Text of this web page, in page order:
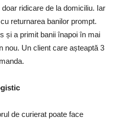
ridicare de la domiciliu. Iar
returnarea banilor prompt.
și a primit banii înapoi în mai
nou. Un client care așteaptă 3
de curierat poate face